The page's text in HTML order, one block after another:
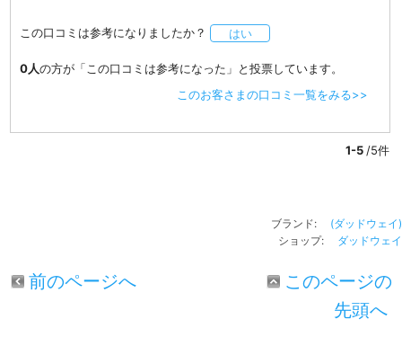
この口コミは参考になりましたか？ はい
0人の方が「この口コミは参考になった」と投票しています。
このお客さまの口コミ一覧をみる>>
1-5/5件
ブランド: (ダッドウェイ)
ショップ: ダッドウェイ
前のページへ
このページの
先頭へ